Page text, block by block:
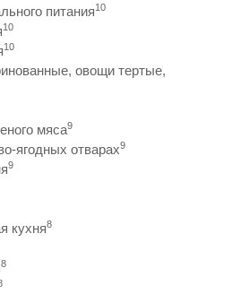
питания10
10
10
овощи тертые,
мяса9
ягодных отварах9
9
кухня8
8